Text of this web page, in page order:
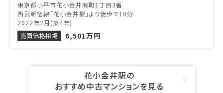
東京都小平市花小金井南町1丁目3番
西武新宿線「花小金井駅」より徒歩で10分
2022年2月(築4年)
売買価格相場
6,501万円
花小金井駅の
おすすめ中古マンションを見る